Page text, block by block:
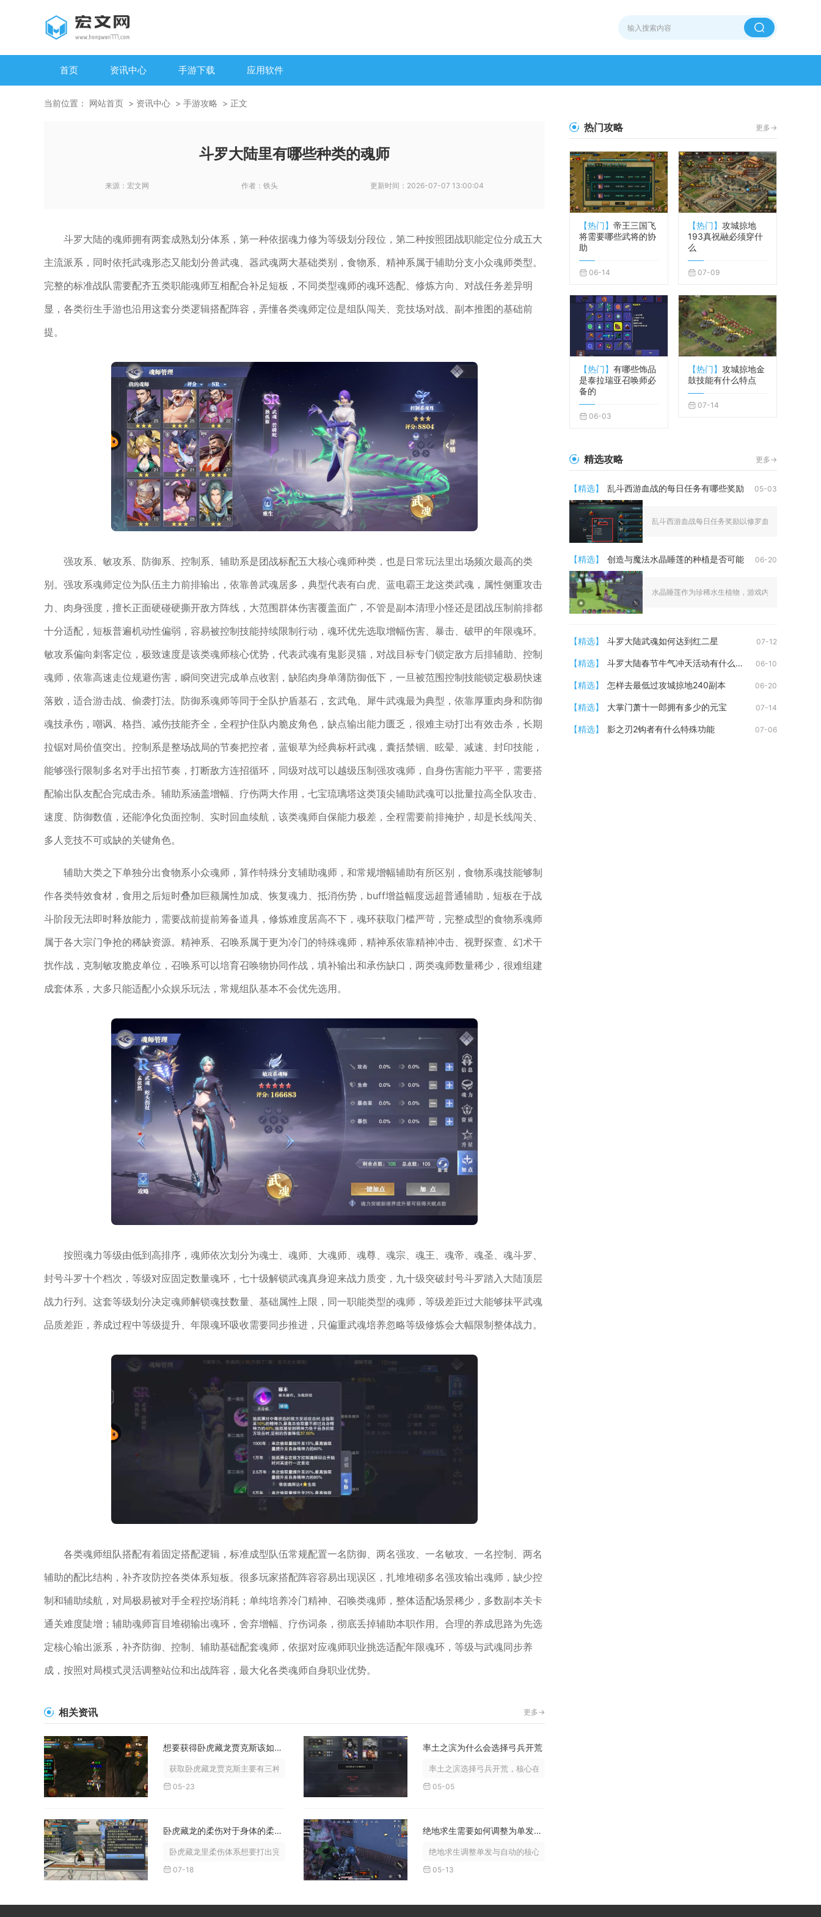
首页 资讯中心 手游下载 应用软件
当前位置： 网站首页 资讯中心 手游攻略 正文
斗罗大陆里有哪些种类的魂师
来源： 宏文网 作者： 铁头 更新时间： 2026-07-07 13:00:04
斗罗大陆的魂师拥有两套成熟划分体系，第一种依据魂力修为等级划分段位，第二种按照团战职能定位分成五大
主流派系，同时依托武魂形态又能划分兽武魂、器武魂两大基础类别，食物系、精神系属于辅助分支小众魂师类型。
完整的标准战队需要配齐五类职能魂师互相配合补足短板，不同类型魂师的魂环选配、修炼方向、对战任务差异明
显，各类衍生手游也沿用这套分类逻辑搭配阵容，弄懂各类魂师定位是组队闯关、竞技场对战、副本推图的基础前
提。
强攻系、敏攻系、防御系、控制系、辅助系是团战标配五大核心魂师种类，也是日常玩法里出场频次最高的类
别。强攻系魂师定位为队伍主力前排输出，依靠兽武魂居多，典型代表有白虎、蓝电霸王龙这类武魂，属性侧重攻击
力、肉身强度，擅长正面硬碰硬撕开敌方阵线，大范围群体伤害覆盖面广，不管是副本清理小怪还是团战压制前排都
十分适配，短板普遍机动性偏弱，容易被控制技能持续限制行动，魂环优先选取增幅伤害、暴击、破甲的年限魂环。
敏攻系偏向刺客定位，极致速度是该类魂师核心优势，代表武魂有鬼影灵猫，对战目标专门锁定敌方后排辅助、控制
魂师，依靠高速走位规避伤害，瞬间突进完成单点收割，缺陷肉身单薄防御低下，一旦被范围控制技能锁定极易快速
落败，适合游击战、偷袭打法。防御系魂师等同于全队护盾基石，玄武龟、犀牛武魂最为典型，依靠厚重肉身和防御
魂技承伤，嘲讽、格挡、减伤技能齐全，全程护住队内脆皮角色，缺点输出能力匮乏，很难主动打出有效击杀，长期
拉锯对局价值突出。控制系是整场战局的节奏把控者，蓝银草为经典标杆武魂，囊括禁锢、眩晕、减速、封印技能，
能够强行限制多名对手出招节奏，打断敌方连招循环，同级对战可以越级压制强攻魂师，自身伤害能力平平，需要搭
配输出队友配合完成击杀。辅助系涵盖增幅、疗伤两大作用，七宝琉璃塔这类顶尖辅助武魂可以批量拉高全队攻击、
速度、防御数值，还能净化负面控制、实时回血续航，该类魂师自保能力极差，全程需要前排掩护，却是长线闯关、
多人竞技不可或缺的关键角色。
辅助大类之下单独分出食物系小众魂师，算作特殊分支辅助魂师，和常规增幅辅助有所区别，食物系魂技能够制
作各类特效食材，食用之后短时叠加巨额属性加成、恢复魂力、抵消伤势，buff增益幅度远超普通辅助，短板在于战
斗阶段无法即时释放能力，需要战前提前筹备道具，修炼难度居高不下，魂环获取门槛严苛，完整成型的食物系魂师
属于各大宗门争抢的稀缺资源。精神系、召唤系属于更为冷门的特殊魂师，精神系依靠精神冲击、视野探查、幻术干
扰作战，克制敏攻脆皮单位，召唤系可以培育召唤物协同作战，填补输出和承伤缺口，两类魂师数量稀少，很难组建
成套体系，大多只能适配小众娱乐玩法，常规组队基本不会优先选用。
按照魂力等级由低到高排序，魂师依次划分为魂士、魂师、大魂师、魂尊、魂宗、魂王、魂帝、魂圣、魂斗罗、
封号斗罗十个档次，等级对应固定数量魂环，七十级解锁武魂真身迎来战力质变，九十级突破封号斗罗踏入大陆顶层
战力行列。这套等级划分决定魂师解锁魂技数量、基础属性上限，同一职能类型的魂师，等级差距过大能够抹平武魂
品质差距，养成过程中等级提升、年限魂环吸收需要同步推进，只偏重武魂培养忽略等级修炼会大幅限制整体战力。
各类魂师组队搭配有着固定搭配逻辑，标准成型队伍常规配置一名防御、两名强攻、一名敏攻、一名控制、两名
辅助的配比结构，补齐攻防控各类体系短板。很多玩家搭配阵容容易出现误区，扎堆堆砌多名强攻输出魂师，缺少控
制和辅助续航，对局极易被对手全程控场消耗；单纯培养冷门精神、召唤类魂师，整体适配场景稀少，多数副本关卡
通关难度陡增；辅助魂师盲目堆砌输出魂环，舍弃增幅、疗伤词条，彻底丢掉辅助本职作用。合理的养成思路为先选
定核心输出派系，补齐防御、控制、辅助基础配套魂师，依据对应魂师职业挑选适配年限魂环，等级与武魂同步养
成，按照对局模式灵活调整站位和出战阵容，最大化各类魂师自身职业优势。
相关资讯 更多->
想要获得卧虎藏龙贾克斯该如何操作
获取卧虎藏龙贾克斯主要有三种可行路径：拥有原版皮肤可免费领取...
05-23
率土之滨为什么会选择弓兵开荒
率土之滨选择弓兵开荒，核心在于其低战损、远距输出、克制骑兵、...
05-05
卧虎藏龙的柔伤对于身体的柔韧度有何要求
卧虎藏龙里柔伤体系想要打出完整伤害闭环，角色柔韧度最低需要达...
07-18
绝地求生需要如何调整为单发自动
绝地求生调整单发与自动的核心是通过游戏设置预设武器默认模式，...
05-13
热门攻略 更多->
【热门】 帝王三国飞
将需要哪些武将的协
助
06-14
【热门】 攻城掠地
193真祝融必须穿什
么
07-09
【热门】 有哪些饰品
是泰拉瑞亚召唤师必
备的
06-03
【热门】 攻城掠地金
鼓技能有什么特点
07-14
精选攻略 更多->
【精选】 乱斗西游血战的每日任务有哪些奖励 05-03
乱斗西游血战每日任务奖励以修罗血为核心基础产
【精选】 创造与魔法水晶睡莲的种植是否可能 06-20
水晶睡莲作为珍稀水生植物，游戏内未开放其种子
【精选】 斗罗大陆武魂如何达到红二星 07-12
【精选】 斗罗大陆春节牛气冲天活动有什么福利吗 06-10
【精选】 怎样去最低过攻城掠地240副本 06-20
【精选】 大掌门萧十一郎拥有多少的元宝 07-14
【精选】 影之刃2钩者有什么特殊功能 07-06